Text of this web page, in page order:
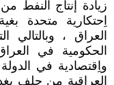
زيادة إنتاج النفط
اِحتكارية متحدة
العراق ، وبالتالي
الحكومية في
واِقتصادية في
العراقية من حلف